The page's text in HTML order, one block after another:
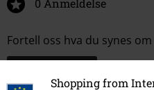
Shopping from
Fortell oss hva du synes om